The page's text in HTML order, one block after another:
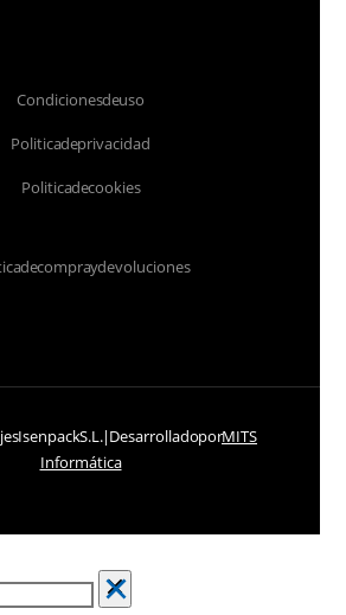
Condiciones de uso
Politica de privacidad
Politica de cookies
de compra y devoluciones
Isenpack S.L. | Desarrollado porMITS
Informática